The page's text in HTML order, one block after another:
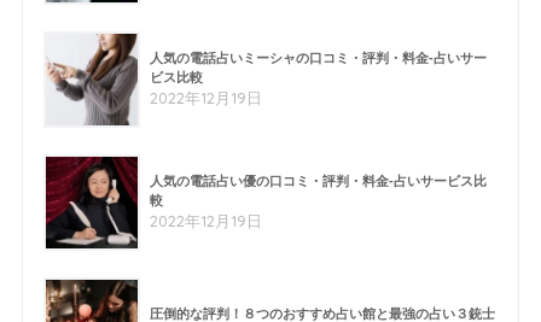
人気の電話占いミーシャの口コミ・評判・料金-占いサー
ビス比較
2022年12月19日
人気の電話占い優の口コミ・評判・料金-占いサービス比
較
2022年12月19日
圧倒的な評判！８つのおすすめ占い館と最強の占い３銃士